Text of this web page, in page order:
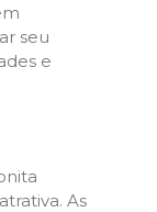
seu
e
As